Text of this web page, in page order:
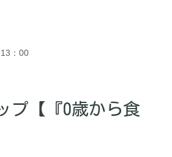
：00
プ【『0歳から食